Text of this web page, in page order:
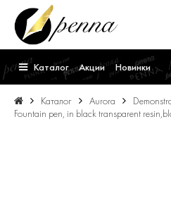
Каталог Акции Новинки
Каталог Aurora
Fountain pen, in black transparent